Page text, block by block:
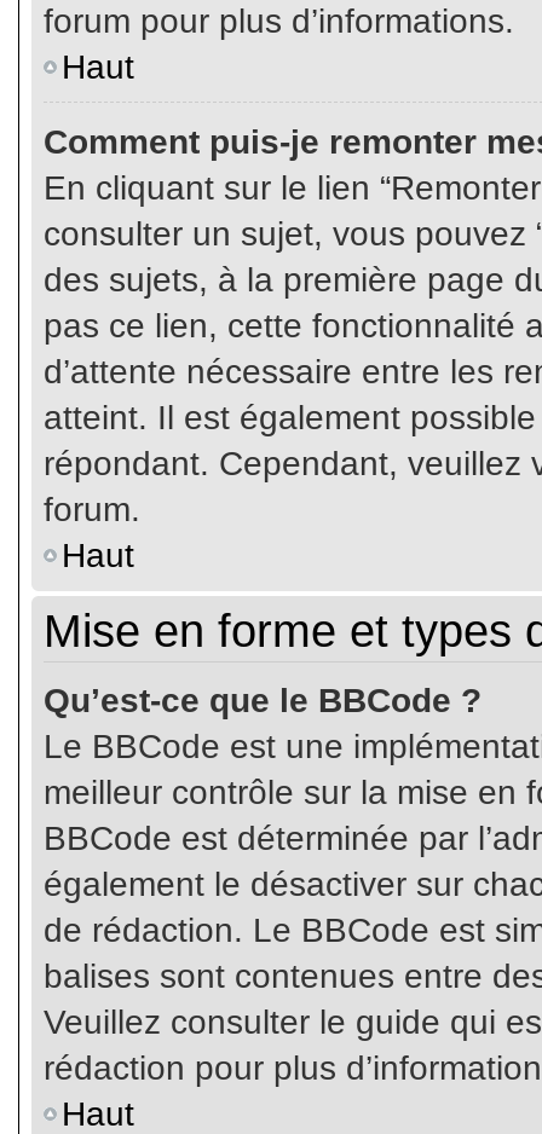
forum pour plus d’informations.
Haut
Comment puis-je remonter
En cliquant sur le lien
consulter un sujet, vous pouvez
des sujets, à la première page
pas ce lien, cette fonctionnalité
d’attente nécessaire entre les
atteint. Il est également
répondant. Cependant, veuillez
forum.
Haut
Mise en forme et types
Qu’est-ce que le BBCode ?
Le BBCode est une
meilleur contrôle sur la mise en
BBCode est déterminée par
également le désactiver sur
de rédaction. Le BBCode est
balises sont contenues entre
Veuillez consulter le guide qui
rédaction pour plus
Haut